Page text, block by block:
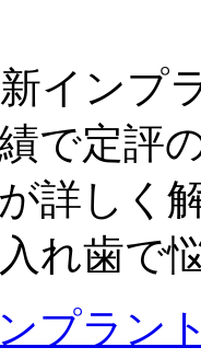
インプ
で定評
詳しく
れ歯で
ンプラン